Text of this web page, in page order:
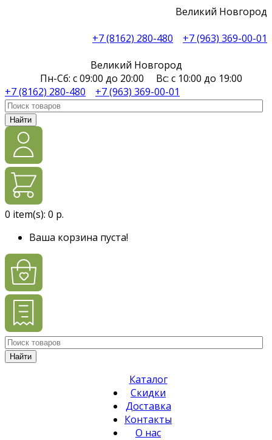
Великий Новгород
+7 (8162) 280-480
+7 (963) 369-00-01
Великий Новгород
Пн-Сб: с 09:00 до 20:00 Вс: с 10:00 до 19:00
+7 (8162) 280-480
+7 (963) 369-00-01
Найти
0 item(s): 0 р.
Ваша корзина пуста!
Найти
Каталог
Скидки
Доставка
Контакты
О нас